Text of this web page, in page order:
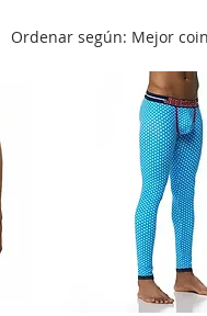
Ordenar según: Mejor